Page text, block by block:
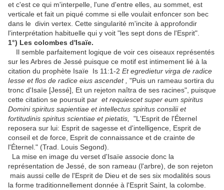
et c'est ce qui m'interpelle, l'une d'entre elles, au sommet, est
verticale et fait un piqué comme si elle voulait enfoncer son bec
dans le divin vertex. Cette singularité m'incite à approfondir
l'interprétation habituelle qui y voit "les sept dons de l'Esprit".
1°) Les colombes d'Isaïe.
Il semble parfaitement logique de voir ces oiseaux représentés
sur les Arbres de Jessé puisque ce motif est intimement lié à la
citation du prophète Isaïe Is 11:1-2 Et egredietur virga de radice
Iesse et flos de radice eius ascendet , "Puis un rameau sortira du
tronc d'Isaïe [Jessé], Et un rejeton naîtra de ses racines", puisque
cette citation se poursuit par et requiescet super eum spiritus
Domini spiritus sapientiae et intellectus spiritus consilii et
fortitudinis spiritus scientiae et pietatis,
"L'Esprit de l'Éternel
reposera sur lui: Esprit de sagesse et d'intelligence, Esprit de
conseil et de force, Esprit de connaissance et de crainte de
l'Éternel." (Trad. Louis Segond).
La mise en image du verset d'Isaïe associe donc la
représentation de Jessé, de son rameau (l'arbre), de son rejeton
mais aussi celle de l'Esprit de Dieu et de ses six modalités sous
la forme traditionnellement donnée à l'Esprit Saint, la colombe.